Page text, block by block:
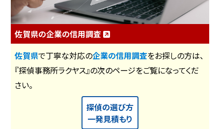
佐賀県の企業の信用調査
佐賀県で丁寧な対応の企業の信用調査をお探しの方は、
『探偵事務所ラクヤス』の次のページをご覧になってくだ
さい。
探偵の選び方
一発見積もり